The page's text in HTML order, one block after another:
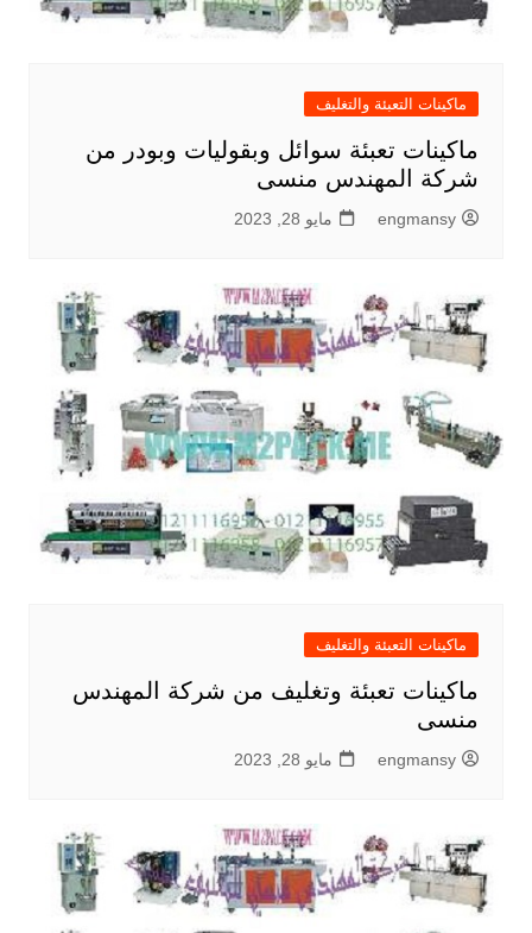
ماكينات التعبئة والتغليف
ماكينات تعبئة سوائل وبقوليات وبودر من
شركة المهندس منسى
engmansy مايو 28, 2023
ماكينات التعبئة والتغليف
ماكينات تعبئة وتغليف من شركة المهندس
منسى
engmansy مايو 28, 2023